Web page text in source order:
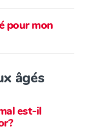
pour mon
âgés
est-il